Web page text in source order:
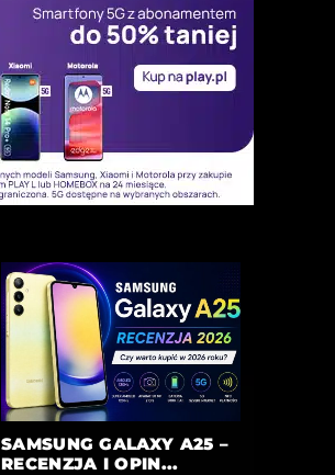
SAMSUNG GALAXY A25 –
RECENZJA I OPIN...